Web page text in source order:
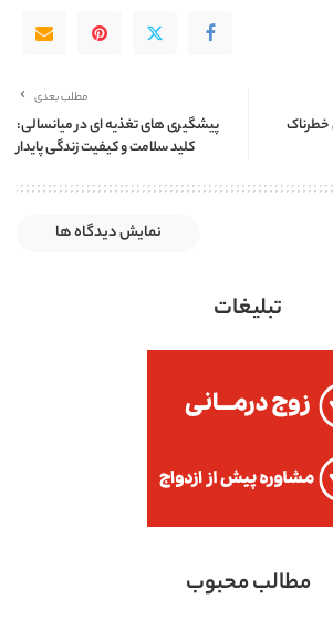
خطرناک
مطلب بعدی
پیشگیری های تغذیه ای در میانسالی:
کلید سلامت و کیفیت زندگی پایدار
نمایش دیدگاه ها
تبلیغات
مطالب محبوب